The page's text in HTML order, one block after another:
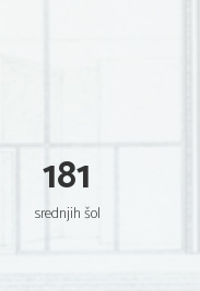
181
srednjih šol